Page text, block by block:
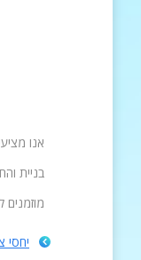
אנו
בניית
יחסי